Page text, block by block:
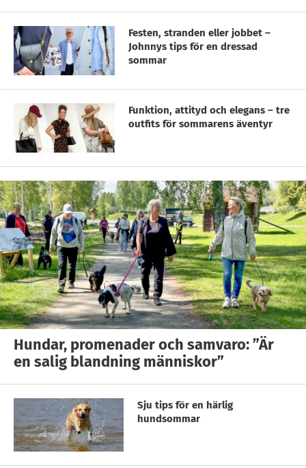
Festen, stranden eller jobbet –
Johnnys tips för en dressad
sommar
Funktion, attityd och elegans – tre
outfits för sommarens äventyr
Hundar, promenader och samvaro: ”Är
en salig blandning människor”
Sju tips för en härlig
hundsommar